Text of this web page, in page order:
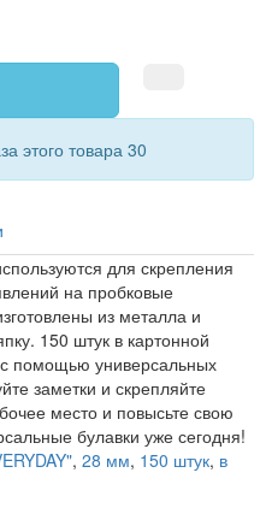
этого товара 30
для скрепления
на пробковые
из металла и
150 штук в картонной
с помощью универсальных
заметки и скрепляйте
место и повысьте свою
булавки уже сегодня!
, 28 мм, 150 штук, в